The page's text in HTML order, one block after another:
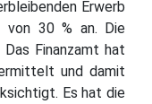
Erwerb
von 30 % an. Die
Finanzamt hat
und damit
Es hat die